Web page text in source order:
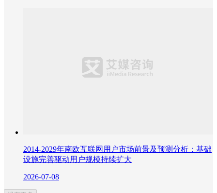
2014-2029年南欧互联网用户市场前景及预测分析：基础
设施完善驱动用户规模持续扩大
2026-07-08